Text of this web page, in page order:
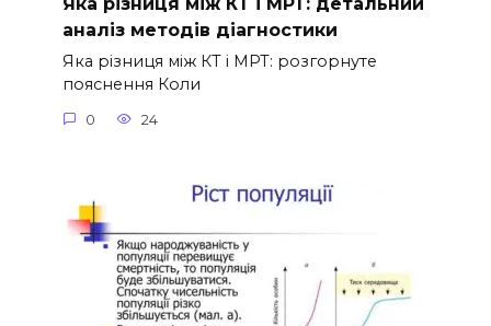
аналіз методів діагностики
Яка різниця між КТ і МРТ: розгорнуте
пояснення Коли
0 24